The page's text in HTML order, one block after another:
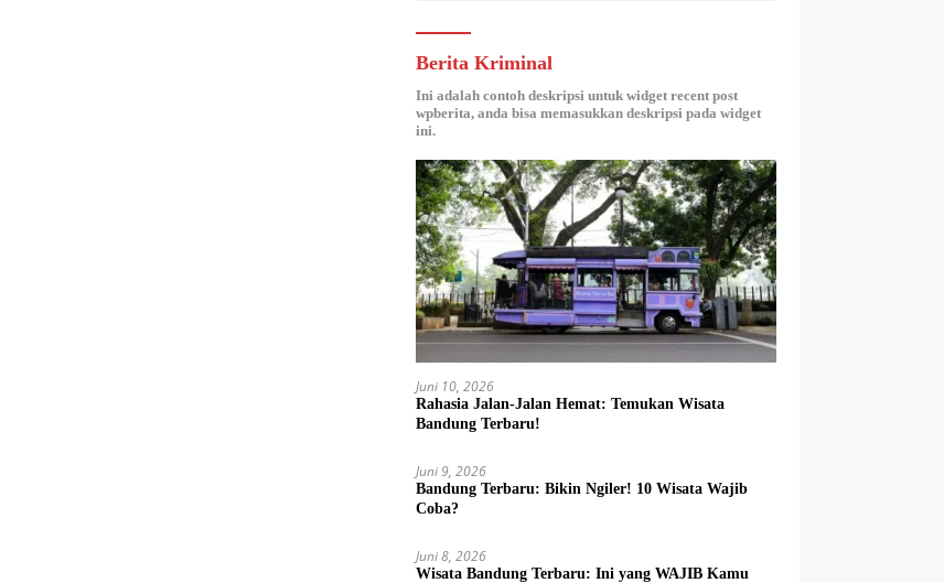
Berita Kriminal
Ini adalah contoh deskripsi untuk widget recent post
wpberita, anda bisa memasukkan deskripsi pada widget
ini.
Juni 10, 2026
Rahasia Jalan-Jalan Hemat: Temukan Wisata
Bandung Terbaru!
Juni 9, 2026
Bandung Terbaru: Bikin Ngiler! 10 Wisata Wajib
Coba?
Juni 8, 2026
Wisata Bandung Terbaru: Ini yang WAJIB Kamu